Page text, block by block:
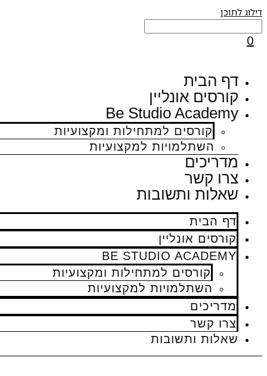
דילוג לתוכן
0
דף הבית
קורסים אונליין
Be Studio Academy
קורסים למתחילות ומקצועיות
השתלמויות למקצועיות
מדריכים
צרו קשר
שאלות ותשובות
דף הבית
קורסים אונליין
BE STUDIO ACADEMY
קורסים למתחילות ומקצועיות
השתלמויות למקצועיות
מדריכים
צרו קשר
שאלות ותשובות